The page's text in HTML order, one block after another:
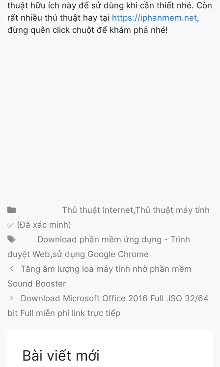
thuật hữu ích này để sử dùng khi cần thiết nhé. Còn
rất nhiều thủ thuật hay tại https://iphanmem.net,
đừng quên click chuột để khám phá nhé!
Danh mụcThủ thuật Internet,Thủ thuật máy tính
✅ (Đã xác minh)
ThẻDownload phần mềm ứng dụng - Trình
duyệt Web,sử dụng Google Chrome
Tăng âm lượng loa máy tính nhờ phần mềm
Sound Booster
Download Microsoft Office 2016 Full .ISO 32/64
bit Full miễn phí link trực tiếp
Bài viết mới